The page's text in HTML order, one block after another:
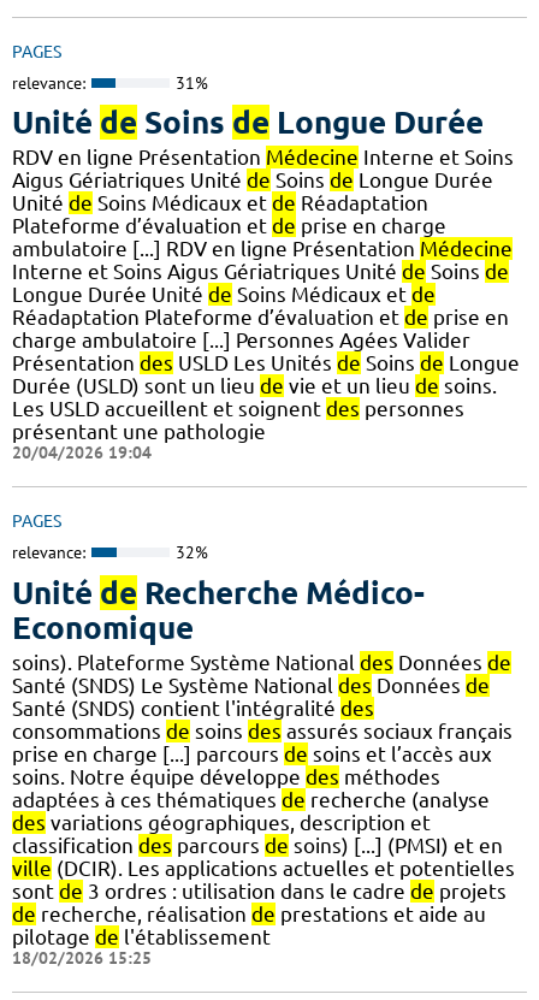
PAGES
relevance: 31%
Unité de Soins de Longue Durée
RDV en ligne Présentation Médecine Interne et Soins
Aigus Gériatriques Unité de Soins de Longue Durée
Unité de Soins Médicaux et de Réadaptation
Plateforme d’évaluation et de prise en charge
ambulatoire [...] RDV en ligne Présentation Médecine
Interne et Soins Aigus Gériatriques Unité de Soins de
Longue Durée Unité de Soins Médicaux et de
Réadaptation Plateforme d’évaluation et de prise en
charge ambulatoire [...] Personnes Agées Valider
Présentation des USLD Les Unités de Soins de Longue
Durée (USLD) sont un lieu de vie et un lieu de soins.
Les USLD accueillent et soignent des personnes
présentant une pathologie
20/04/2026 19:04
PAGES
relevance: 32%
Unité de Recherche Médico-
Economique
soins). Plateforme Système National des Données de
Santé (SNDS) Le Système National des Données de
Santé (SNDS) contient l'intégralité des
consommations de soins des assurés sociaux français
prise en charge [...] parcours de soins et l’accès aux
soins. Notre équipe développe des méthodes
adaptées à ces thématiques de recherche (analyse
des variations géographiques, description et
classification des parcours de soins) [...] (PMSI) et en
ville (DCIR). Les applications actuelles et potentielles
sont de 3 ordres : utilisation dans le cadre de projets
de recherche, réalisation de prestations et aide au
pilotage de l'établissement
18/02/2026 15:25